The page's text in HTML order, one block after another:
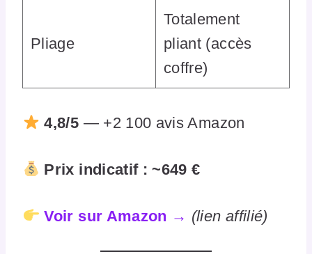
Pliage
Totalement
pliant (accès
coffre)
4,8/5 — +2 100 avis Amazon
Prix indicatif : ~649 €
Voir sur Amazon → (lien affilié)